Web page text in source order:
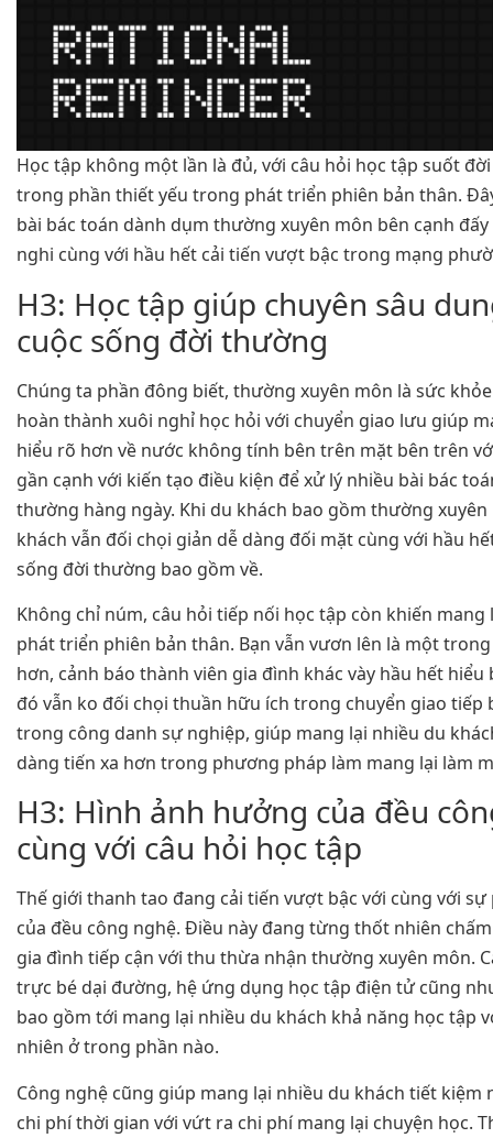
Học tập không một lần là đủ, với câu hỏi học tập suốt
trong phần thiết yếu trong phát triển phiên bản thân.
bài bác toán dành dụm thường xuyên môn bên cạnh
nghi cùng với hầu hết cải tiến vượt bậc trong mạng
H3: Học tập giúp chuyên sâu
cuộc sống đời thường
Chúng ta phần đông biết, thường xuyên môn là sức
hoàn thành xuôi nghỉ học hỏi với chuyển giao lưu giúp
hiểu rõ hơn về nước không tính bên trên mặt bên trên
gần cạnh với kiến tạo điều kiện để xử lý nhiều bài bác
thường hàng ngày. Khi du khách bao gồm thường
khách vẫn đối chọi giản dễ dàng đối mặt cùng với hầu
sống đời thường bao gồm về.
Không chỉ núm, câu hỏi tiếp nối học tập còn khiến mang
phát triển phiên bản thân. Bạn vẫn vươn lên là một
hơn, cảnh báo thành viên gia đình khác vày hầu hết
đó vẫn ko đối chọi thuần hữu ích trong chuyển giao tiếp
trong công danh sự nghiệp, giúp mang lại nhiều du
dàng tiến xa hơn trong phương pháp làm mang lại làm
H3: Hình ảnh hưởng của đều
cùng với câu hỏi học tập
Thế giới thanh tao đang cải tiến vượt bậc với cùng với
của đều công nghệ. Điều này đang từng thốt nhiên
gia đình tiếp cận với thu thừa nhận thường xuyên môn.
trực bé dại đường, hệ ứng dụng học tập điện tử cũng
bao gồm tới mang lại nhiều du khách khả năng học tập
nhiên ở trong phần nào.
Công nghệ cũng giúp mang lại nhiều du khách tiết kiệm
chi phí thời gian với vứt ra chi phí mang lại chuyện học.